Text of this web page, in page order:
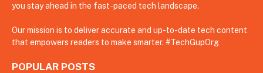
you stay ahead in the fast-paced tech landscape.
Our mission is to deliver accurate and up-to-date tech content
that empowers readers to make smarter. #TechGupOrg
POPULAR POSTS